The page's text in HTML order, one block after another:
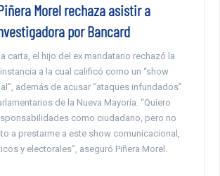
Morel rechaza asistir a
por Bancard
carta, el hijo del ex mandatario rechazó la
a la cual calificó como un “show
además de acusar “ataques infundados”
de la Nueva Mayoría. “Quiero
como ciudadano, pero no
a prestarme a este show comunicacional,
y electorales”, aseguró Piñera Morel.